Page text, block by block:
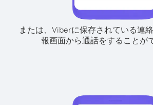
または、Viberに保存されている連
報画面から通話をすることが